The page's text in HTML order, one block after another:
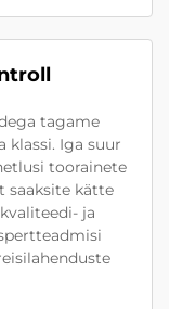
tagame
klassi. Iga suur
toorainete
saaksite kätte
ja